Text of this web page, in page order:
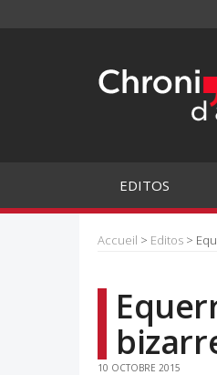
EDITOS
Accueil > Editos >
10 OCTOBRE 2015